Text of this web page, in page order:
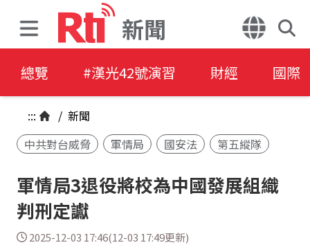
新聞
總覽 #漢光42號演習 財經 國際
::: / 新聞
中共對台威脅
軍情局 國安法 第五縱隊
軍情局3退役將校為中國發展組織
判刑定讞
2025-12-03 17:46(12-03 17:49更新)